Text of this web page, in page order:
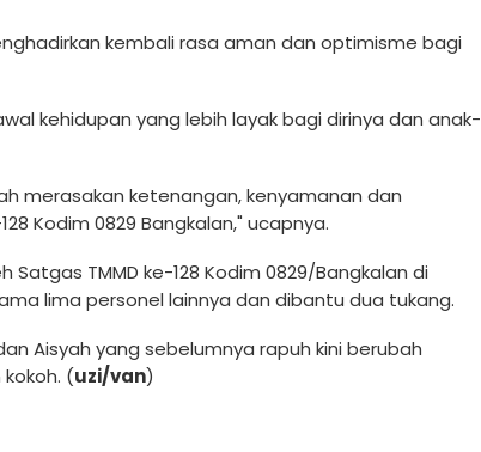
kembali rasa aman dan optimisme bagi
kehidupan yang lebih layak bagi dirinya dan anak-
merasakan ketenangan, kenyamanan dan
Kodim 0829 Bangkalan," ucapnya.
TMMD ke-128 Kodim 0829/Bangkalan di
lima personel lainnya dan dibantu dua tukang.
Aisyah yang sebelumnya rapuh kini berubah
(uzi/van)